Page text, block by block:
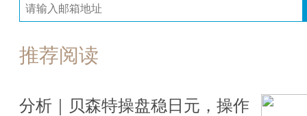
推荐阅读
分析｜贝森特操盘稳日元，操作